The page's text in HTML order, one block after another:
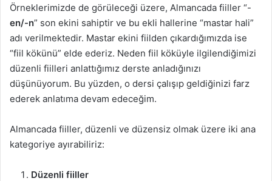
Örneklerimizde de görüleceği üzere, Almancada fiiller “-
en/-n” son ekini sahiptir ve bu ekli hallerine “mastar hali”
adı verilmektedir. Mastar ekini fiilden çıkardığımızda ise
“fiil kökünü” elde ederiz. Neden fiil köküyle ilgilendiğimizi
düzenli fiilleri anlattığımız derste anladığınızı
düşünüyorum. Bu yüzden, o dersi çalışıp geldiğinizi farz
ederek anlatıma devam edeceğim.
Almancada fiiller, düzenli ve düzensiz olmak üzere iki ana
kategoriye ayırabiliriz:
Düzenli fiiller